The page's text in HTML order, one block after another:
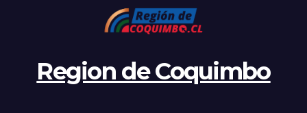
Region de Coquimbo